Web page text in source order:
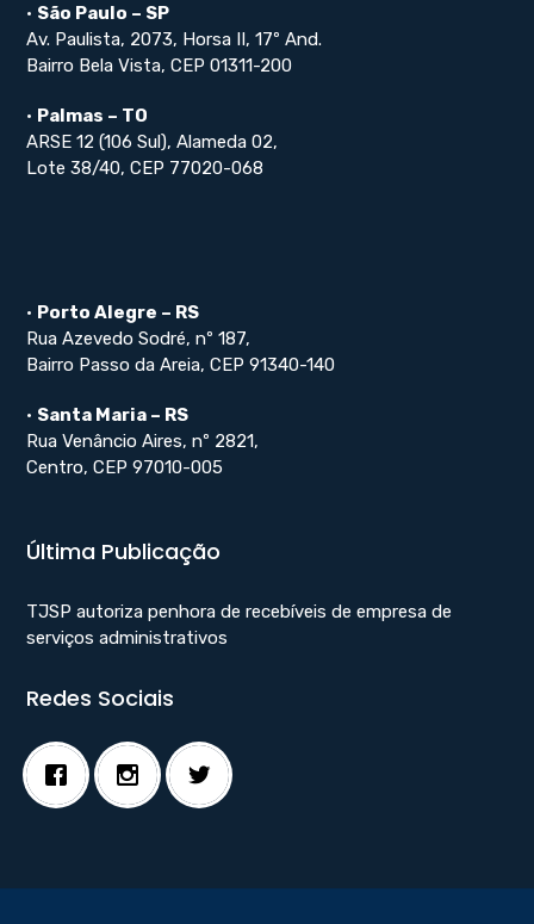
• São Paulo – SP
Av. Paulista, 2073, Horsa II, 17º And.
Bairro Bela Vista, CEP 01311-200
• Palmas – TO
ARSE 12 (106 Sul), Alameda 02,
Lote 38/40, CEP 77020-068
• Porto Alegre – RS
Rua Azevedo Sodré, nº 187,
Bairro Passo da Areia, CEP 91340-140
• Santa Maria – RS
Rua Venâncio Aires, nº 2821,
Centro, CEP 97010-005
Última Publicação
TJSP autoriza penhora de recebíveis de empresa de
serviços administrativos
Redes Sociais